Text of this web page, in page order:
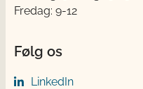
Fredag: 9-12
Følg os
LinkedIn